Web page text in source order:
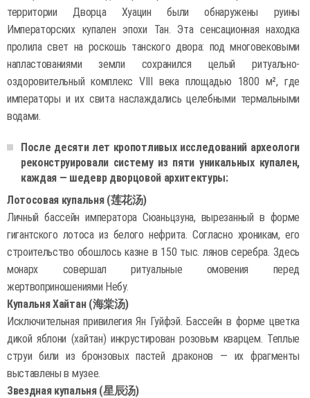
территории Дворца Хуацин были обнаружены руины
Императорских купален эпохи Тан. Эта сенсационная находка
пролила свет на роскошь танского двора: под многовековыми
напластованиями земли сохранился целый ритуально-
оздоровительный комплекс VIII века площадью 1800 м², где
императоры и их свита наслаждались целебными термальными
водами.
После десяти лет кропотливых исследований археологи
реконструировали систему из пяти уникальных купален,
каждая — шедевр дворцовой архитектуры:
Лотосовая купальня (莲花汤)
Личный бассейн императора Сюаньцзуна, вырезанный в форме
гигантского лотоса из белого нефрита. Согласно хроникам, его
строительство обошлось казне в 150 тыс. лянов серебра. Здесь
монарх совершал ритуальные омовения перед
жертвоприношениями Небу.
Купальня Хайтан (海棠汤)
Исключительная привилегия Ян Гуйфэй. Бассейн в форме цветка
дикой яблони (хайтан) инкрустирован розовым кварцем. Теплые
струи били из бронзовых пастей драконов — их фрагменты
выставлены в музее.
Звездная купальня (星辰汤)